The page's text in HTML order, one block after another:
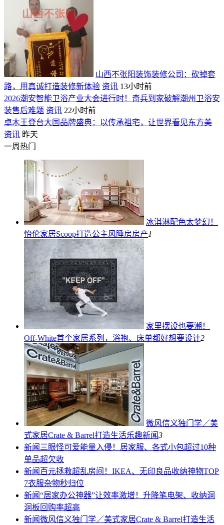
山西不张阳装饰装修公司：砍掉套
路，用真诚打造装修新体验 资讯 13小时前
2026潮安智能卫浴产业大会进行时！奇兵到家破解潮州卫浴安
装售后难题 资讯 22小时前
卓木王登台大国品牌盛典：以传承祖宅，让世界看见东方美
资讯 昨天
一周热门
冰淇淋配色太梦幻！
怡伦家居Scoop打造公主风睡房房产1
家里摆设也要潮！
Off-White首个家居系列，浴袍、床单都好想要设计2
微风信义独门学／美
式家居Crate & Barrel打造生活乐趣新闻3
新闻 三眼怪可爱能量入侵！居家服、各式小包超过10种
单品超欠收
新闻 百元拯救超乱房间！IKEA、无印良品收纳神物TOP
7衣服杂物秒归位
新闻“居家办公神器”让效率激增！升降笔电架、收纳洞
洞板回购率超高
新闻微风信义独门学／美式家居Crate & Barrel打造生活